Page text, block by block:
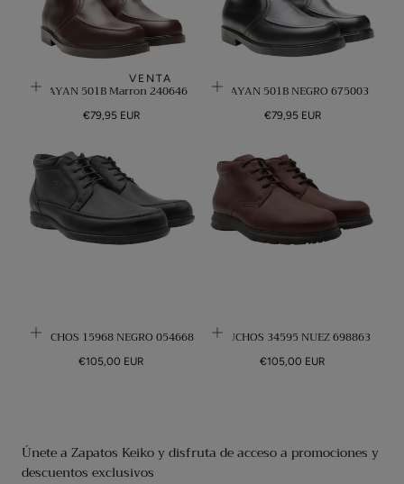
VENTA
CLAYAN 501B Marron 240646
Precio
€79,95 EUR
CLAYAN 501B NEGRO 675003
Precio
€79,95 EUR
FLUCHOS 15968 NEGRO 054668
Precio
€105,00 EUR
FLUCHOS 34595 NUEZ 698863
Precio
€105,00 EUR
Únete a Zapatos Keiko y disfruta de acceso a promociones y
descuentos exclusivos